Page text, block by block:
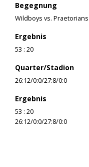
Begegnung
Wildboys vs. Praetorians
Ergebnis
53 : 20
Quarter/Stadion
26:12/0:0/27:8/0:0
Ergebnis
53 : 20
26:12/0:0/27:8/0:0